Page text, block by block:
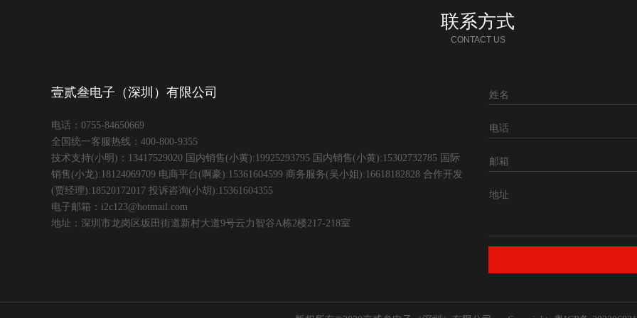
联系方式
CONTACT US
壹贰叁电子（深圳）有限公司
电话：0755-84650669
全国统一客服热线：400-800-9355
技术支持(小明)：13417529020 国内销售(小黄):19925293795 国内销售(小黄):15302732785 国际
销售(小龙):18124069709 电商平台(啊豪):15361604599 商务服务(吴小姐):16618182828 合作开发
(贾经理):18520172017 投诉咨询(小胡):15361604355
电子邮箱：i2c123@hotmail.com
地址：深圳市龙岗区坂田街道新村大道9号云力智谷A栋2楼217-218室
姓名
电话
邮箱
地址